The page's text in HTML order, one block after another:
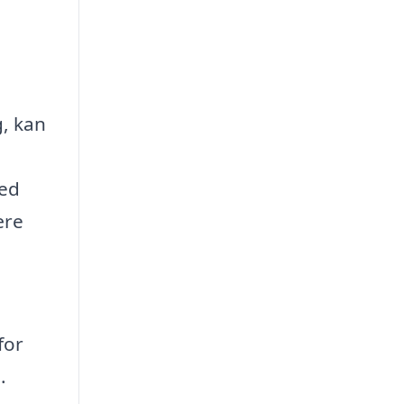
kan